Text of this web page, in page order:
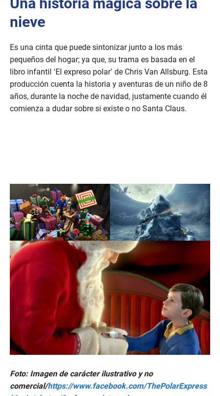
nieve
Es una cinta que puede sintonizar junto a los más
pequeños del hogar; ya que, su trama es basada en el
libro infantil ‘El expreso polar’ de Chris Van Allsburg. Esta
producción cuenta la historia y aventuras de un niño de 8
años, durante la noche de navidad, justamente cuando él
comienza a dudar sobre si existe o no Santa Claus.
Foto: Imagen de carácter ilustrativo y no
comercial/https://www.facebook.com/ThePolarExpress